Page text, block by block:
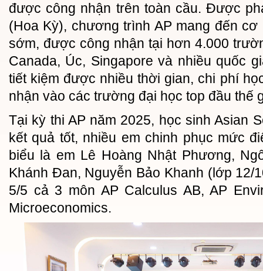
được công nhận trên toàn cầu. Được
(Hoa Kỳ), chương trình AP mang đến
sớm, được công nhận tại hơn 4.000
Canada, Úc, Singapore và nhiều quốc
tiết kiệm được nhiều thời gian, chi phí
nhận vào các trường đại học top đầu thế
Tại kỳ thi AP năm 2025, học sinh Asian
kết quả tốt, nhiều em chinh phục mức
biểu là em Lê Hoàng Nhật Phương,
Khánh Đan, Nguyễn Bảo Khanh (lớp 12/
5/5 cả 3 môn AP Calculus AB, AP
Microeconomics.